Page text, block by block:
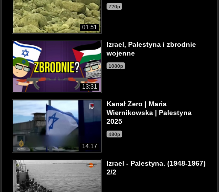
01:51
720p
13:31
Izrael, Palestyna i zbrodnie
wojenne
1080p
14:17
Kanał Zero | Maria
Wiernikowska | Palestyna
2025
480p
Izrael - Palestyna. (1948-1967)
2/2